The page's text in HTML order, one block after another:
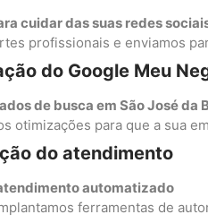
cuidar das suas redes
profissionais e enviamos
do Google Meu
de busca em São José da
otimizações para que a sua
do atendimento
automatizado
ferramentas de